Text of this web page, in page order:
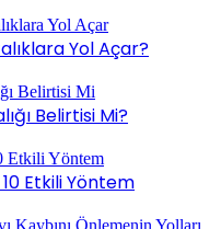
Yol Açar?
Belirtisi Mi?
Etkili Yöntem